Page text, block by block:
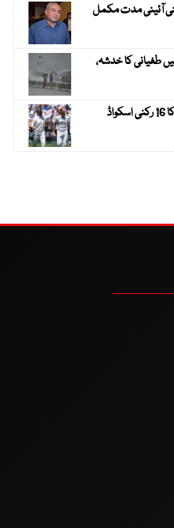
آئینی مدت مکمل
میں طغیانی کا خدشہ،
پاکستان کیخلاف ٹیسٹ سیریز ، انگلینڈ کا 16 رکنی اسکواڈ